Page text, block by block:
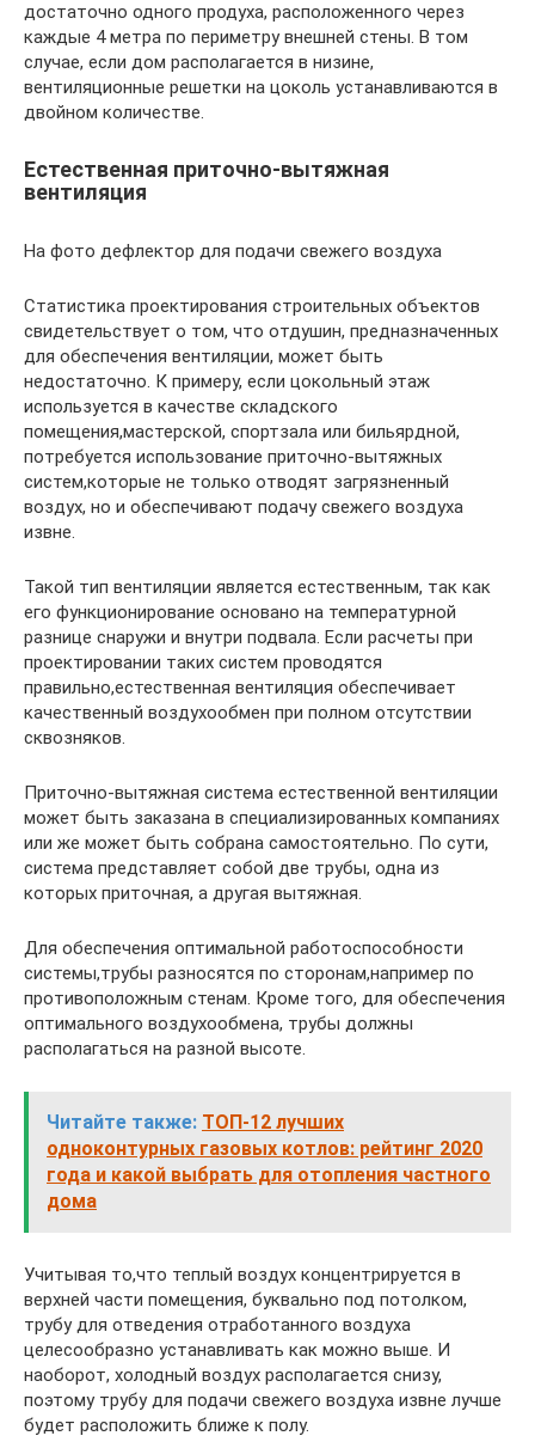
достаточно одного продуха, расположенного через
каждые 4 метра по периметру внешней стены. В том
случае, если дом располагается в низине,
вентиляционные решетки на цоколь устанавливаются в
двойном количестве.
Естественная приточно-вытяжная
вентиляция
На фото дефлектор для подачи свежего воздуха
Статистика проектирования строительных объектов
свидетельствует о том, что отдушин, предназначенных
для обеспечения вентиляции, может быть
недостаточно. К примеру, если цокольный этаж
используется в качестве складского
помещения,мастерской, спортзала или бильярдной,
потребуется использование приточно-вытяжных
систем,которые не только отводят загрязненный
воздух, но и обеспечивают подачу свежего воздуха
извне.
Такой тип вентиляции является естественным, так как
его функционирование основано на температурной
разнице снаружи и внутри подвала. Если расчеты при
проектировании таких систем проводятся
правильно,естественная вентиляция обеспечивает
качественный воздухообмен при полном отсутствии
сквозняков.
Приточно-вытяжная система естественной вентиляции
может быть заказана в специализированных компаниях
или же может быть собрана самостоятельно. По сути,
система представляет собой две трубы, одна из
которых приточная, а другая вытяжная.
Для обеспечения оптимальной работоспособности
системы,трубы разносятся по сторонам,например по
противоположным стенам. Кроме того, для обеспечения
оптимального воздухообмена, трубы должны
располагаться на разной высоте.
Читайте также: ТОП-12 лучших
одноконтурных газовых котлов: рейтинг 2020
года и какой выбрать для отопления частного
дома
Учитывая то,что теплый воздух концентрируется в
верхней части помещения, буквально под потолком,
трубу для отведения отработанного воздуха
целесообразно устанавливать как можно выше. И
наоборот, холодный воздух располагается снизу,
поэтому трубу для подачи свежего воздуха извне лучше
будет расположить ближе к полу.